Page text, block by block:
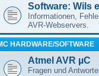
Software: Wils
Informationen,
AVR-Webservers.
HARDWARE/SOFTWARE
Atmel AVR µC
Fragen und